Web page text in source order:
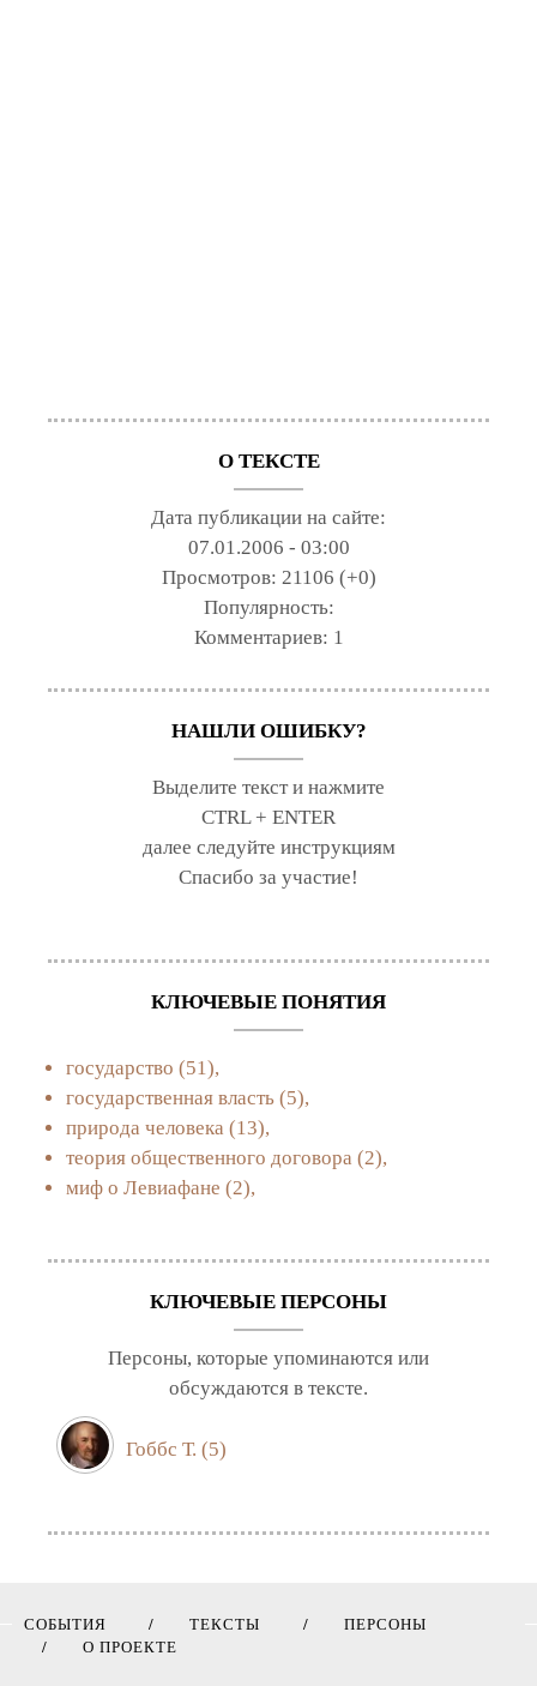
О ТЕКСТЕ
Дата публикации на сайте:
07.01.2006 - 03:00
Просмотров: 21106 (+0)
Популярность:
Комментариев: 1
НАШЛИ ОШИБКУ?
Выделите текст и нажмите
CTRL + ENTER
далее следуйте инструкциям
Спасибо за участие!
КЛЮЧЕВЫЕ ПОНЯТИЯ
государство (51),
государственная власть (5),
природа человека (13),
теория общественного договора (2),
миф о Левиафане (2),
КЛЮЧЕВЫЕ ПЕРСОНЫ
Персоны, которые упоминаются или
обсуждаются в тексте.
Гоббс Т. (5)
СОБЫТИЯ ТЕКСТЫ
ПЕРСОНЫ
О ПРОЕКТЕ